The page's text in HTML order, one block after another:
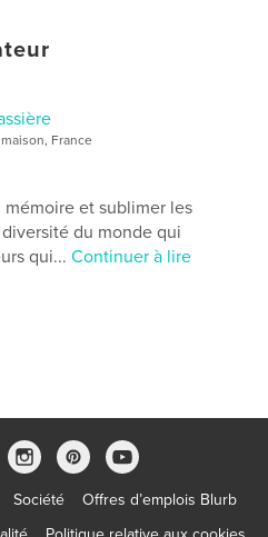
48 p.
22, 2018
,
France
et sublimer les
du monde qui
qui...Continuer à lire
Société
Offres d’emplois Blurb